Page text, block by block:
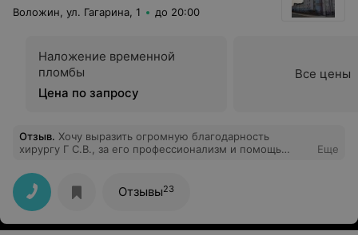
Воложин, ул. Гагарина, 1 до 20:00
Наложение временной
пломбы
Цена по запросу
Все цены
Отзыв. Хочу выразить огромную благодарность
хирургу Г С.В., за его профессионализм и помощь
Еще
Отзывы23